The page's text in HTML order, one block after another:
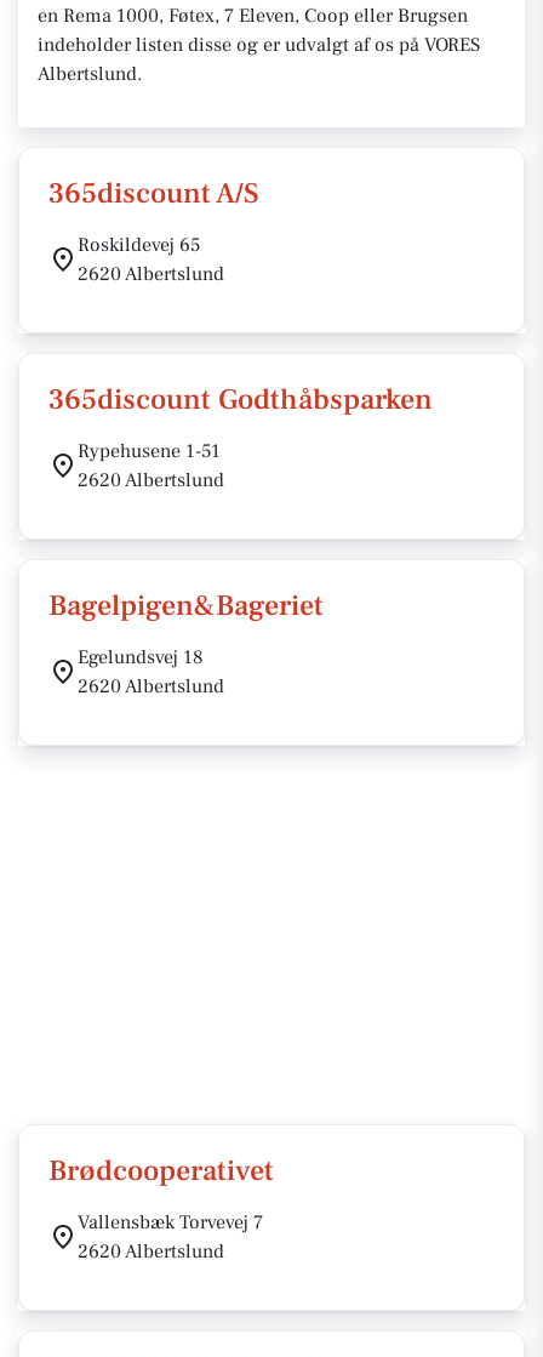
en Rema 1000, Føtex, 7 Eleven, Coop eller Brugsen
indeholder listen disse og er udvalgt af os på VORES
Albertslund.
365discount A/S
Roskildevej 65
2620 Albertslund
365discount Godthåbsparken
Rypehusene 1-51
2620 Albertslund
Bagelpigen&Bageriet
Egelundsvej 18
2620 Albertslund
Brødcooperativet
Vallensbæk Torvevej 7
2620 Albertslund